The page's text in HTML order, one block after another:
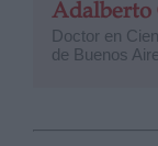
Adalberto
Doctor en
de Buenos